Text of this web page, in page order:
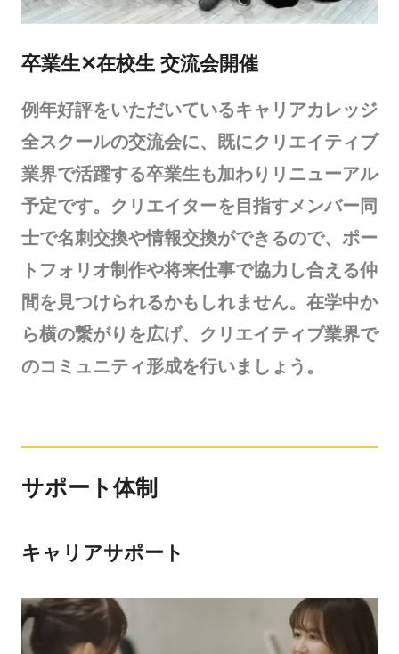
卒業生✕在校生 交流会開催
例年好評をいただいているキャリアカレッジ
全スクールの交流会に、既にクリエイティブ
業界で活躍する卒業生も加わりリニューアル
予定です。クリエイターを目指すメンバー同
士で名刺交換や情報交換ができるので、ポー
トフォリオ制作や将来仕事で協力し合える仲
間を見つけられるかもしれません。在学中か
ら横の繋がりを広げ、クリエイティブ業界で
のコミュニティ形成を行いましょう。
サポート体制
キャリアサポート